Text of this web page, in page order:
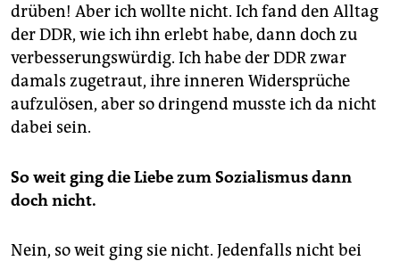
drüben! Aber ich wollte nicht. Ich fand den Alltag
der DDR, wie ich ihn erlebt habe, dann doch zu
verbesserungswürdig. Ich habe der DDR zwar
damals zugetraut, ihre inneren Widersprüche
aufzulösen, aber so dringend musste ich da nicht
dabei sein.
So weit ging die Liebe zum Sozialismus dann
doch nicht.
Nein, so weit ging sie nicht. Jedenfalls nicht bei